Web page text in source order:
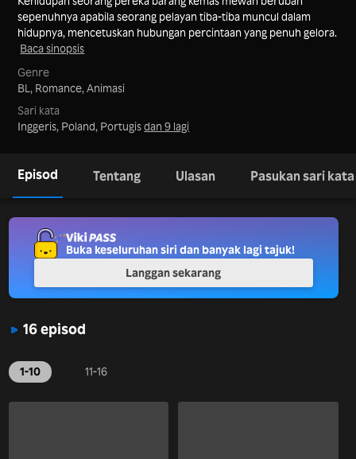
sepenuhnya apabila seorang pelayan tiba-tiba muncul dalam
hidupnya, mencetuskan hubungan percintaan yang penuh gelora.
Baca sinopsis
Genre
BL, Romance,Animasi
Sari kata
Inggeris, Poland, Portugisdan 9 lagi
Episod Tentang Ulasan Pasukan sari kata
16 episod
1-10 11-16
Buka keseluruhan siri dan banyak lagi tajuk!
Langgan sekarang